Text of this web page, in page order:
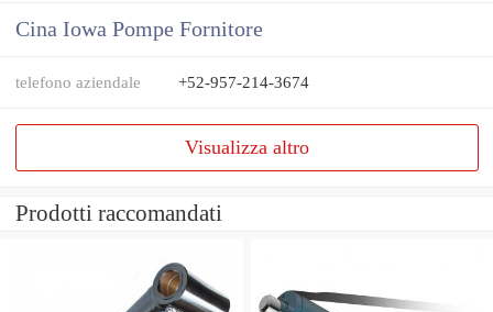
Cina Iowa Pompe Fornitore
telefono aziendale +52-957-214-3674
Visualizza altro
Prodotti raccomandati